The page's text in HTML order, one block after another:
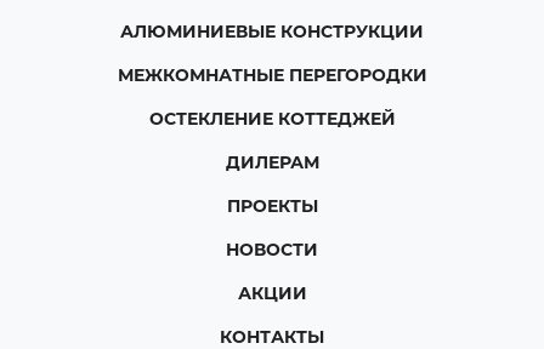
АЛЮМИНИЕВЫЕ КОНСТРУКЦИИ
МЕЖКОМНАТНЫЕ ПЕРЕГОРОДКИ
ОСТЕКЛЕНИЕ КОТТЕДЖЕЙ
ДИЛЕРАМ
ПРОЕКТЫ
НОВОСТИ
АКЦИИ
КОНТАКТЫ